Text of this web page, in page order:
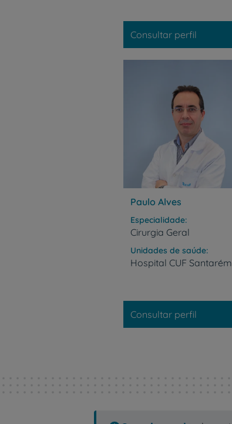
Consultar perfil
Paulo Alves
Especialidade
Cirurgia Geral
Unidades de saúde
Hospital CUF Santarém
Consultar perfil